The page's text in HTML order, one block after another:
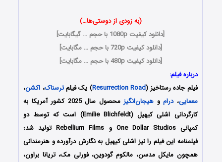
(به زودی از دوستی‌ها…)
[دانلود کیفیت 1080p با حجم … گیگابایت
]
[دانلود کیفیت 720p با حجم … مگابایت
]
[دانلود کیفیت 480p با حجم … مگابایت
]
درباره فیلم:
فیلم جاده رستاخیز (Resurrection Road) یک فیلمترسناک، اکشن،
معمایی،درامو هیجان‌انگیز
محصول سال 2025 کشور آمریکا به
کارگردانی اشلی کیهیل (Emilie Blichfeldt) است که توسط دو
کمپانی‌ One Dollar Studios و Rebellium Films تولید شد؛
فیلمنامه این فیلم را نیز اشلی کیهیل به نگارش درآورده و هنرمندانی
همچون مایکل مدسن، مالکوم گودوین، فورلی مک، تریانا براون،